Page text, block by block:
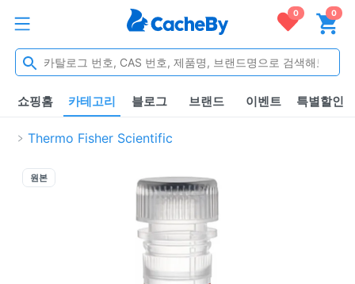
0 0
쇼핑홈 카테고리 블로그 브랜드 이벤트 특별할인
Thermo Fisher Scientific
원본